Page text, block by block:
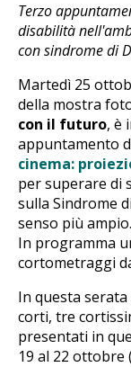
Terzo
disabilità
con sindrome di
Martedì 25
della mostra
con il futuro, è
appuntamento
cinema:
per superare di
sulla Sindrome
senso più ampio.
In programma
cortometraggi
In questa
corti, tre
presentati in
19 al 22 ottobre